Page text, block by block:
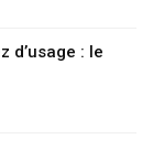
d’usage : le